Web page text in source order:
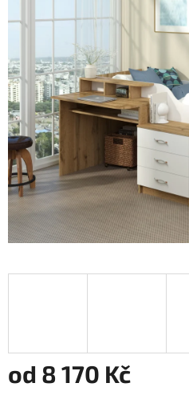
0,0
hvězdiček.
od 8 170 Kč